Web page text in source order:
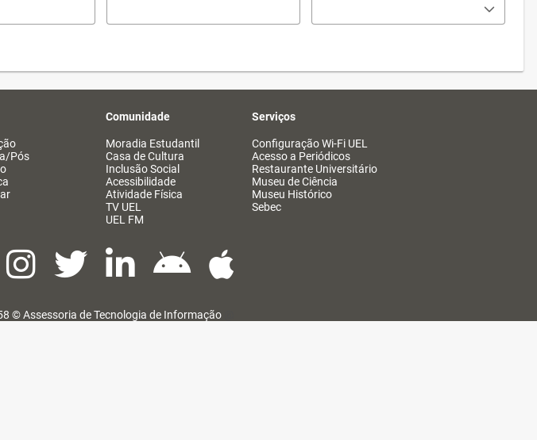
Pós
Comunidade
Moradia Estudantil
Casa de Cultura
Inclusão Social
Acessibilidade
Atividade Física
TV UEL
UEL FM
Serviços
Configuração Wi-Fi UEL
Acesso a Periódicos
Restaurante Universitário
Museu de Ciência
Museu Histórico
Sebec
©Assessoria de Tecnologia de Informação